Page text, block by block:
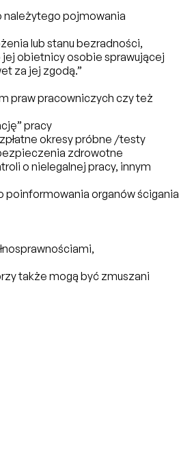
należytego pojmowania
lub stanu bezradności,
obietnicy osobie sprawującej
za jej zgodą.”
praw pracowniczych czy też
pracy
okresy próbne /testy
zdrowotne
o nielegalnej pracy, innym
organów ścigania
także mogą być zmuszani